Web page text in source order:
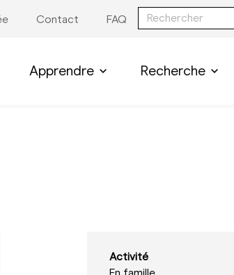
Contact FAQ
Apprendre Recherche
Activité